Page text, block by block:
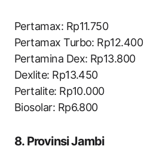
Pertamax: Rp11.750
Pertamax Turbo: Rp12.400
Pertamina Dex: Rp13.800
Dexlite: Rp13.450
Pertalite: Rp10.000
Biosolar: Rp6.800
8. Provinsi Jambi